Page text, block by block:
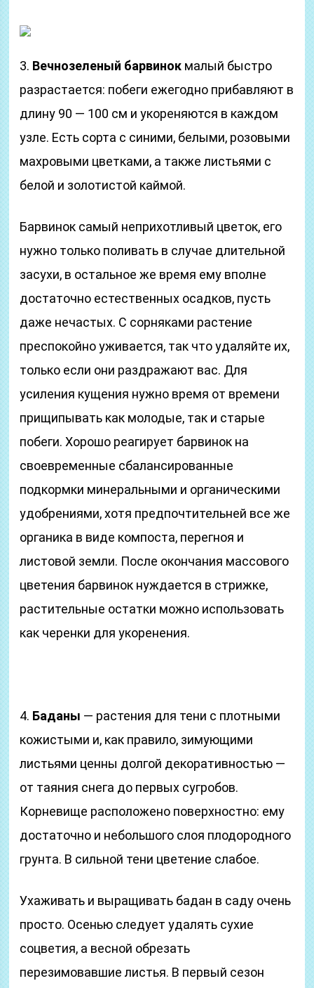
3. Вечнозеленый барвинок малый быстро
разрастается: побеги ежегодно прибавляют в
длину 90 — 100 см и укореняются в каждом
узле. Есть сорта с синими, белыми, розовыми
махровыми цветками, а также листьями с
белой и золотистой каймой.
Барвинок самый неприхотливый цветок, его
нужно только поливать в случае длительной
засухи, в остальное же время ему вполне
достаточно естественных осадков, пусть
даже нечастых. С сорняками растение
преспокойно уживается, так что удаляйте их,
только если они раздражают вас. Для
усиления кущения нужно время от времени
прищипывать как молодые, так и старые
побеги. Хорошо реагирует барвинок на
своевременные сбалансированные
подкормки минеральными и органическими
удобрениями, хотя предпочтительней все же
органика в виде компоста, перегноя и
листовой земли. После окончания массового
цветения барвинок нуждается в стрижке,
растительные остатки можно использовать
как черенки для укоренения.
4. Баданы — растения для тени с плотными
кожистыми и, как правило, зимующими
листьями ценны долгой декоративностью —
от таяния снега до первых сугробов.
Корневище расположено поверхностно: ему
достаточно и небольшого слоя плодородного
грунта. В сильной тени цветение слабое.
Ухаживать и выращивать бадан в саду очень
просто. Осенью следует удалять сухие
соцветия, а весной обрезать
перезимовавшие листья. В первый сезон